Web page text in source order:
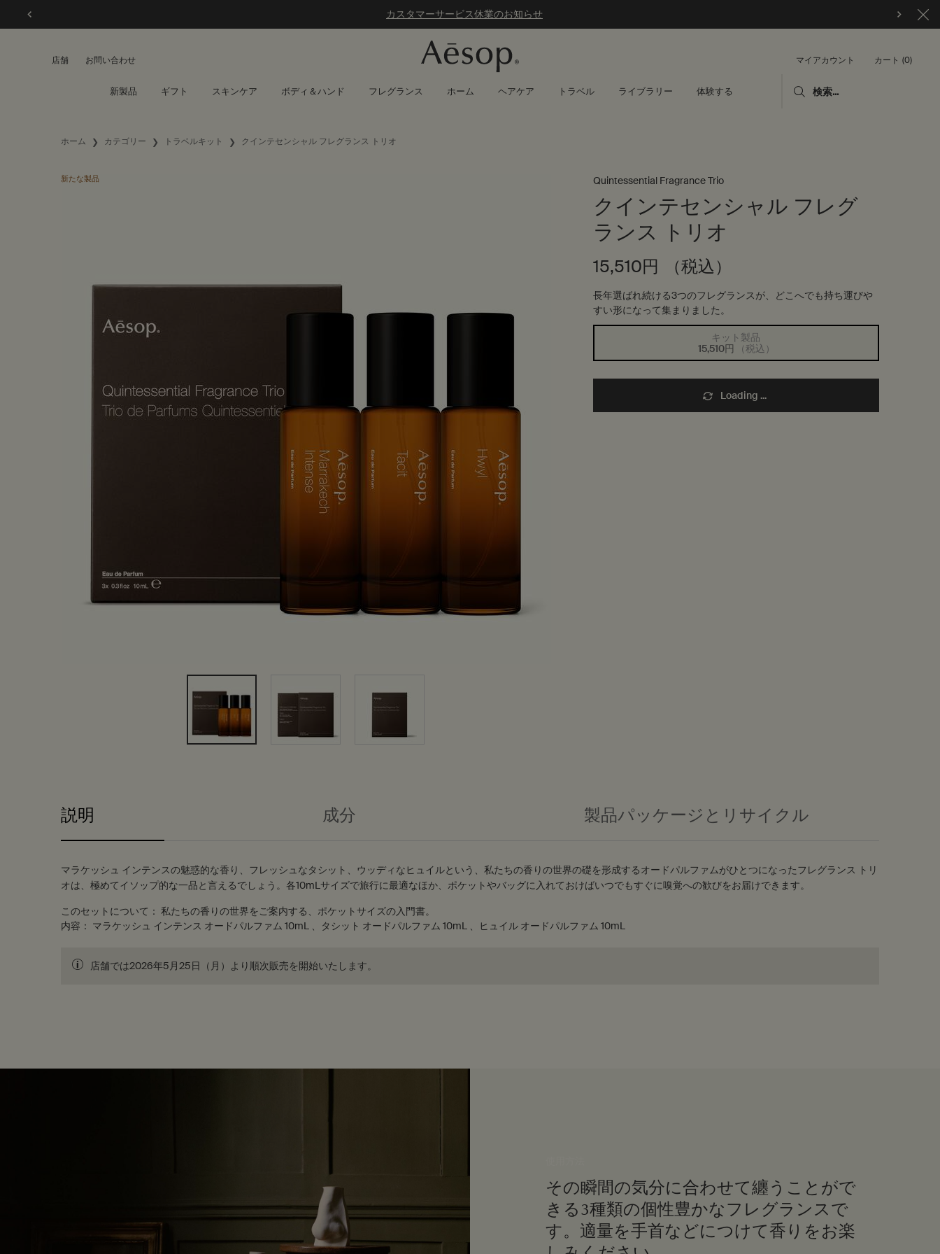
カスタマーサービス休業のお知らせ
店舗 お問い合わせ マイアカウント カート 0
0 カート内の製品
新製品 ギフト スキンケア ボディ＆ハンド フレグランス ホーム ヘアケア トラベル ライブラリー 体験する 検索...
ホーム カテゴリー トラベルキット クインテセンシャル フレグランス トリオ
Quintessential Fragrance Trio
クインテセンシャル フレグ
ランス トリオ
15,510円 （税込）
長年選ばれ続ける3つのフレグランスが、どこへでも持ち運びや
すい形になって集まりました。
新たな製品
選択済み
商品バリエーションは在庫切れです,
キット製品
15,510円
（税込）
, 1/1
Loading ...
説明 成分 製品パッケージとリサイクル
マラケッシュ インテンスの魅惑的な香り、フレッシュなタシット、ウッディなヒュイルという、私たちの香りの世界の礎を形成するオードパルファムがひとつになったフレグランス トリ
オは、極めてイソップ的な一品と言えるでしょう。各10mLサイズで旅行に最適なほか、ポケットやバッグに入れておけばいつでもすぐに嗅覚への歓びをお届けできます。
このセットについて： 私たちの香りの世界をご案内する、ポケットサイズの入門書。
内容： マラケッシュ インテンス オードパルファム 10mL 、タシット オードパルファム 10mL 、ヒュイル オードパルファム 10mL
店舗では2026年5月25日（月）より順次販売を開始いたします。
その瞬間の気分に合わせて纏うことがで
きる3種類の個性豊かなフレグランスで
す。適量を手首などにつけて香りをお楽